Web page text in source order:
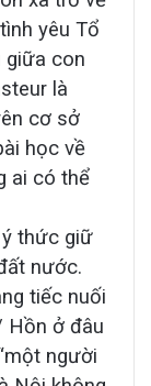
yêu Tổ
giữa con
là
cơ sở
học về
ai có thể
ý thức giữ
nước.
tiếc nuối
Hồn ở đâu
người